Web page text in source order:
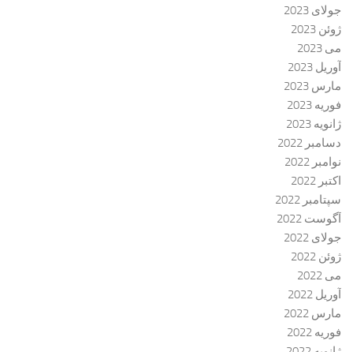
جولای 2023
ژوئن 2023
می 2023
آوریل 2023
مارس 2023
فوریه 2023
ژانویه 2023
دسامبر 2022
نوامبر 2022
اکتبر 2022
سپتامبر 2022
آگوست 2022
جولای 2022
ژوئن 2022
می 2022
آوریل 2022
مارس 2022
فوریه 2022